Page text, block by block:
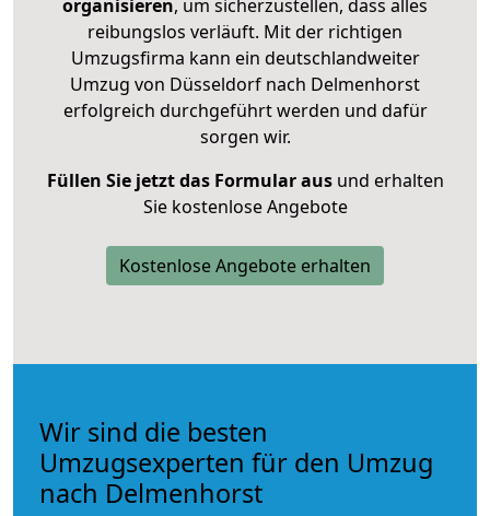
organisieren, um sicherzustellen, dass alles
reibungslos verläuft. Mit der richtigen
Umzugsfirma kann ein deutschlandweiter
Umzug von Düsseldorf nach Delmenhorst
erfolgreich durchgeführt werden und dafür
sorgen wir.
Füllen Sie jetzt das Formular ausund erhalten
Sie kostenlose Angebote
Kostenlose Angebote erhalten
Wir sind die besten
Umzugsexperten für den Umzug
nach Delmenhorst